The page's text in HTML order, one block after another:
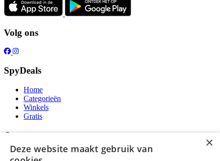
Volg ons
SpyDeals
Home
Categorieën
Winkels
Gratis
Over ons
Over ons
×
Deze website maakt gebruik van